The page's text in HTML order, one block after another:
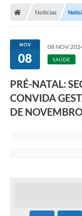
Notícias
NOV
08
08 NOV
SAÚDE
PRÉ-NATAL:
CONVIDA
DE